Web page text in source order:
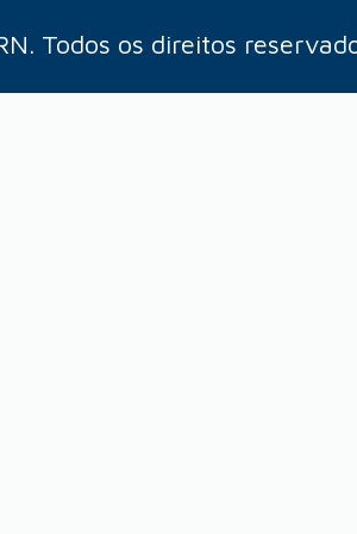
Todos os direitos